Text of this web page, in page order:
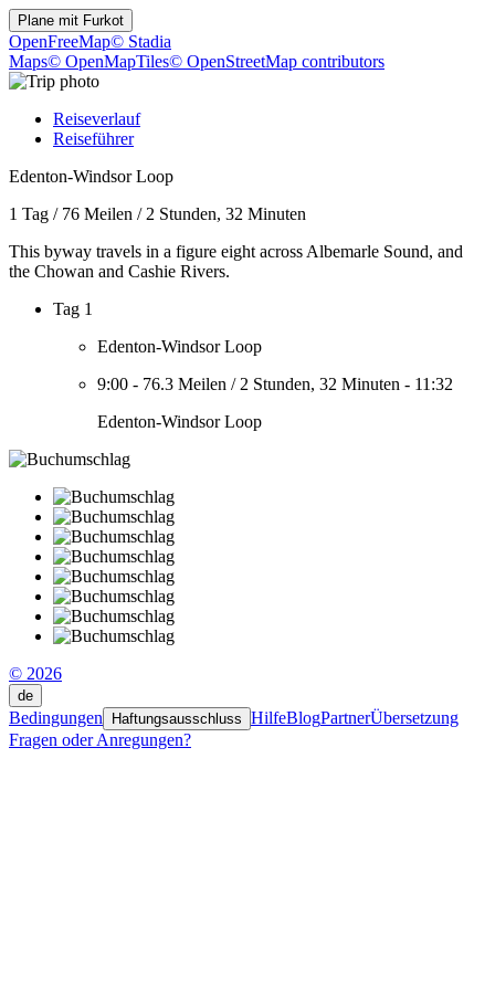
Plane mit Furkot
OpenFreeMap© Stadia
Maps© OpenMapTiles© OpenStreetMap contributors
Reiseverlauf
Reiseführer
Edenton-Windsor Loop
1 Tag / 76 Meilen / 2 Stunden, 32 Minuten
This byway travels in a figure eight across Albemarle Sound, and
the Chowan and Cashie Rivers.
Tag 1
Edenton-Windsor Loop
9:00 - 76.3 Meilen / 2 Stunden, 32 Minuten - 11:32
Edenton-Windsor Loop
© 2026
de
Bedingungen Haftungsausschluss HilfeBlogPartnerÜbersetzung
Fragen oder Anregungen?